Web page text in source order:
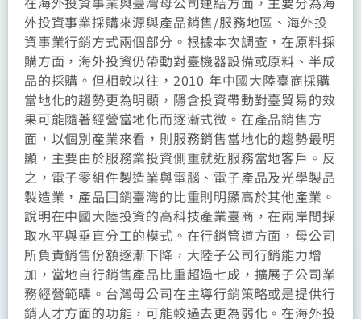
外投資事業採購來源與產品銷售/服務地區、海外投
資事業行銷方式兩個部分。根據本次調查，在原料採
購方面，海外投資仍帶動對臺機器設備或原料、半成
品的採購。但相較以往，2010 年中國大陸臺商採購
當地化的趨勢更為明顯，隱含投資帶動對臺貿易的效
果可能隨著經營當地化而逐漸式微。在產品銷售方
面，以個別產業來看，則服務銷售當地化的趨勢最明
顯，主要由於服務業投資側重就近服務當地客戶。反
之，電子零組件製造業與電腦、電子產品及光學製品
製造業，產品回銷臺灣的比重則明顯高於其他產業。
說明在中國大陸投資的高科技產業臺商，在兩岸間採
取水平與垂直分工的模式。在行銷管道方面，母公司
所負責銷售份額逐漸下降，大陸子公司行銷能力增
加，當地自行銷售產品比重超過七成，擴展子公司業
務經營範疇。台灣母公司在主導行銷策略或是提供行
銷人才方面的功能，可能較過去更為弱化。在海外投